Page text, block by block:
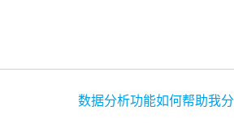
数据分析功能如何帮助我分